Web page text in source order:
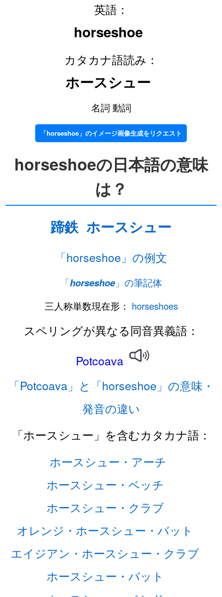
英語：
horseshoe
カタカナ語読み：
ホースシュー
名詞 動詞
「horseshoe」のイメージ画像生成をリクエスト
horseshoeの日本語の意味
は？
蹄鉄 ホースシュー
「horseshoe」の例文
「horseshoe」の筆記体
三人称単数現在形： horseshoes
スペリングが異なる同音異義語：
Potcoava
「Potcoava」と「horseshoe」の意味・
発音の違い
「ホースシュー」を含むカタカナ語：
ホースシュー・アーチ
ホースシュー・ベッチ
ホースシュー・クラブ
オレンジ・ホースシュー・バット
エイジアン・ホースシュー・クラブ
ホースシュー・バット